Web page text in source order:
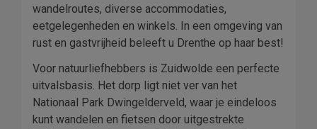
wandelroutes, diverse accommodaties,
eetgelegenheden en winkels. In een omgeving van
rust en gastvrijheid beleeft u Drenthe op haar best!
Voor natuurliefhebbers is Zuidwolde een perfecte
uitvalsbasis. Het dorp ligt niet ver van het
Nationaal Park Dwingelderveld, waar je eindeloos
kunt wandelen en fietsen door uitgestrekte